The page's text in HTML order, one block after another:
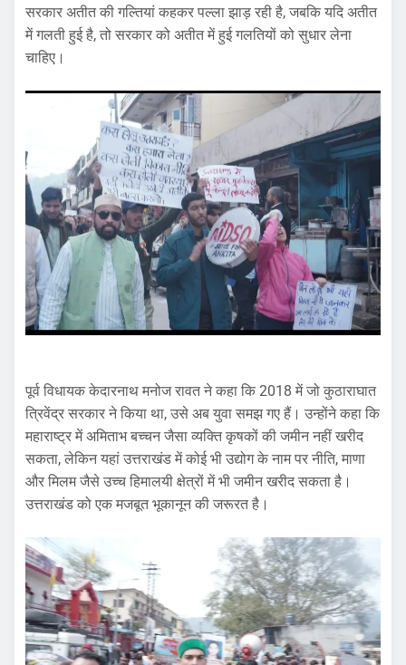
सरकार अतीत की गल्तियां कहकर पल्ला झाड़ रही है, जबकि यदि अतीत
में गलती हुई है, तो सरकार को अतीत में हुई गलतियों को सुधार लेना
चाहिए।
पूर्व विधायक केदारनाथ मनोज रावत ने कहा कि 2018 में जो कुठाराघात
त्रिवेंद्र सरकार ने किया था, उसे अब युवा समझ गए हैं। उन्होंने कहा कि
महाराष्ट्र में अमिताभ बच्चन जैसा व्यक्ति कृषकों की जमीन नहीं खरीद
सकता, लेकिन यहां उत्तराखंड में कोई भी उद्योग के नाम पर नीति, माणा
और मिलम जैसे उच्च हिमालयी क्षेत्रों में भी जमीन खरीद सकता है।
उत्तराखंड को एक मजबूत भूकानून की जरूरत है।